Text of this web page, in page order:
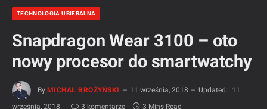
TECHNOLOGIA UBIERALNA
Snapdragon Wear 3100 – oto
nowy procesor do smartwatchy
By MICHAŁ BROŻYŃSKI 11 września, 2018 Updated:
11
września, 2018
3 komentarze 3 Mins Read